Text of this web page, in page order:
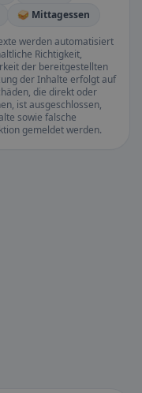
🥪 Mittagessen
werden automatisiert
Richtigkeit,
der bereitgestellten
der Inhalte erfolgt auf
die direkt oder
ist ausgeschlossen,
sowie falsche
gemeldet werden.